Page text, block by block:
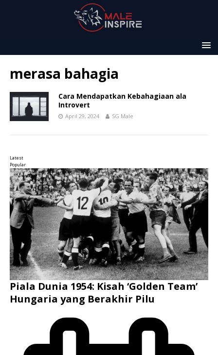
merasa bahagia
Cara Mendapatkan Kebahagiaan ala
Introvert
April 29, 2024 SG Male
Latest
Popular
Piala Dunia 1954: Kisah ‘Golden Team’
Hungaria yang Berakhir Pilu